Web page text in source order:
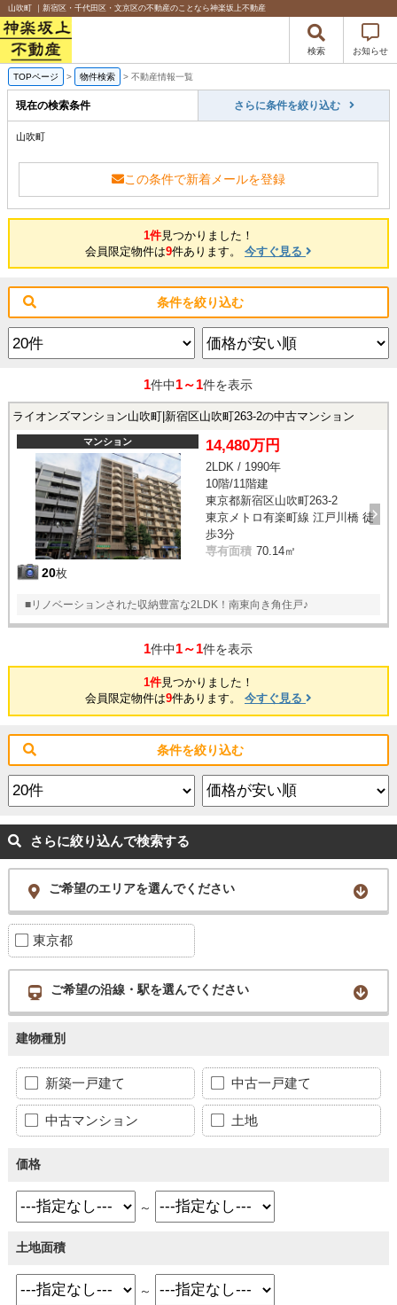
山吹町 ｜新宿区・千代田区・文京区の不動産のことなら神楽坂上不動産
検索 お知らせ
TOPページ > 物件検索 > 不動産情報一覧
現在の検索条件 さらに条件を絞り込む
山吹町
この条件で新着メールを登録
1件見つかりました！
会員限定物件は9件あります。 今すぐ見る
条件を絞り込む
1件中1～1件を表示
ライオンズマンション山吹町|新宿区山吹町263-2の中古マンション
マンション
20枚
14,480万円
2LDK / 1990年
10階/11階建
東京都新宿区山吹町263-2
東京メトロ有楽町線 江戸川橋 徒
歩3分
専有面積 70.14㎡
■リノベーションされた収納豊富な2LDK！南東向き角住戸♪
1件中1～1件を表示
1件見つかりました！
会員限定物件は9件あります。 今すぐ見る
条件を絞り込む
さらに絞り込んで検索する
ご希望のエリアを選んでください
東京都
ご希望の沿線・駅を選んでください
建物種別
新築一戸建て 中古一戸建て
中古マンション 土地
価格
～
土地面積
～